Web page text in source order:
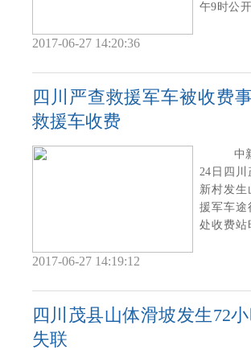
午9时公
2017-06-27 14:20:36
四川严查救援军车被收费
救援车收费
中
24日四
新村发生
援军车途
处收费站
2017-06-27 14:19:12
四川茂县山体滑坡发生72
失联